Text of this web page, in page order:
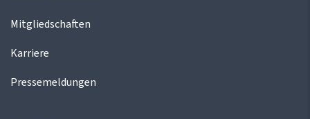
Mitgliedschaften
Karriere
Pressemeldungen